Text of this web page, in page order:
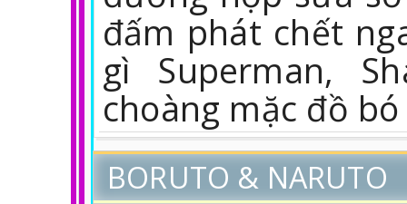
đấm phát chết
gì Superman,
choàng mặc đồ
BORUTO & NARUTO